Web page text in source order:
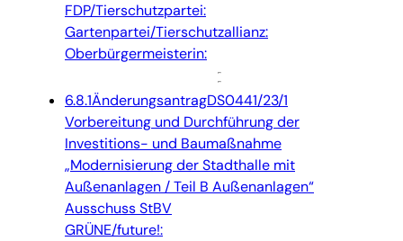
FDP/Tierschutzpartei:
Gartenpartei/Tierschutzallianz:
Oberbürgermeisterin:
6.8.1ÄnderungsantragDS0441/23/1
Vorbereitung und Durchführung der
Investitions- und Baumaßnahme
„Modernisierung der Stadthalle mit
Außenanlagen / Teil B Außenanlagen“
Ausschuss StBV
GRÜNE/future!: